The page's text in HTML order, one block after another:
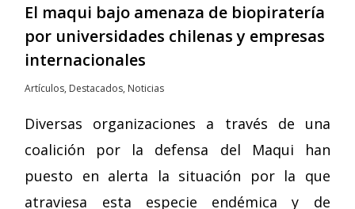
El maqui bajo amenaza de biopiratería
por universidades chilenas y empresas
internacionales
Artículos, Destacados, Noticias
Diversas organizaciones a través de una
coalición por la defensa del Maqui han
puesto en alerta la situación por la que
atraviesa esta especie endémica y de